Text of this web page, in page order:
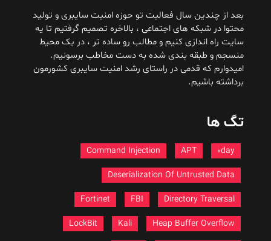
بعد از چندین سال فعالیت تو حوزه امنیت سایبری و تولید
محتوا در شبکه های اجتماعی ، بالاخره تصمیم گرفتیم تا یه
سایت راه اندازی کنیم و مطالب رو ساده تر ، در یک محیط
منسجم و طبقه بندی شده به دست مخاطب برسونیم.
امیدوارم که قدمی در راستای رشد امنیت سایبری کشورمون
برداشته باشیم.
تگ ها
Command Injection
Deserialization Of Untrusted Data
Directory Traversal
Fortinet
Heap Buffer Overflow
LockBit